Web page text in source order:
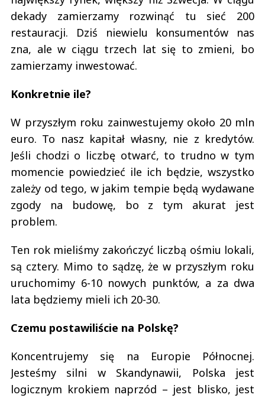
dekady zamierzamy rozwinąć tu sieć 200
restauracji. Dziś niewielu konsumentów nas
zna, ale w ciągu trzech lat się to zmieni, bo
zamierzamy inwestować.
Konkretnie ile?
W przyszłym roku zainwestujemy około 20 mln
euro. To nasz kapitał własny, nie z kredytów.
Jeśli chodzi o liczbę otwarć, to trudno w tym
momencie powiedzieć ile ich będzie, wszystko
zależy od tego, w jakim tempie będą wydawane
zgody na budowę, bo z tym akurat jest
problem.
Ten rok mieliśmy zakończyć liczbą ośmiu lokali,
są cztery. Mimo to sądzę, że w przyszłym roku
uruchomimy 6-10 nowych punktów, a za dwa
lata będziemy mieli ich 20-30.
Czemu postawiliście na Polskę?
Koncentrujemy się na Europie Północnej.
Jesteśmy silni w Skandynawii, Polska jest
logicznym krokiem naprzód – jest blisko, jest